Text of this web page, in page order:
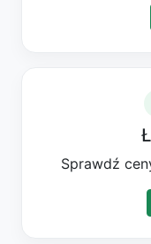
Sprawdź